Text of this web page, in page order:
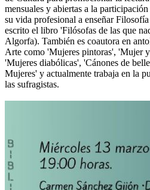
mensuales y abiertas a la
su vida profesional a enseñar
escrito el libro 'Filósofas de las que
Algorfa). También es coautora en
Arte como 'Mujeres pintoras', 'Mujer
'Mujeres diabólicas', 'Cánones de
Mujeres' y actualmente trabaja en la
las sufragistas.